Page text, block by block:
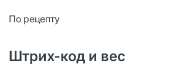
По рецепту
Штрих-код и вес